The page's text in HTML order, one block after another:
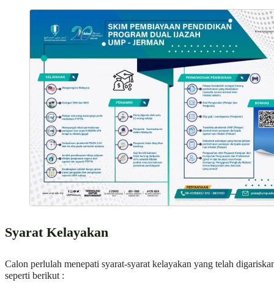
Syarat Kelayakan
Calon perlulah menepati syarat-syarat kelayakan yang telah
seperti berikut :